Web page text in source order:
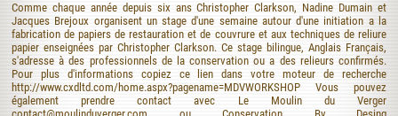
Comme chaque année depuis six ans Christopher Clarkson, Nadine Dumain et
Jacques Brejoux organisent un stage d'une semaine autour d'une initiation a la
fabrication de papiers de restauration et de couvrure et aux techniques de reliure
papier enseignées par Christopher Clarkson. Ce stage bilingue, Anglais Français,
s'adresse à des professionnels de la conservation ou a des relieurs confirmés.
Pour plus d'informations copiez ce lien dans votre moteur de recherche
http://www.cxdltd.com/home.aspx?pagename=MDVWORKSHOP Vous pouvez
également prendre contact avec Le Moulin du Verger